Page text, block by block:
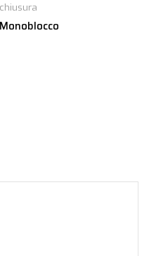
chiusura
Monoblocco